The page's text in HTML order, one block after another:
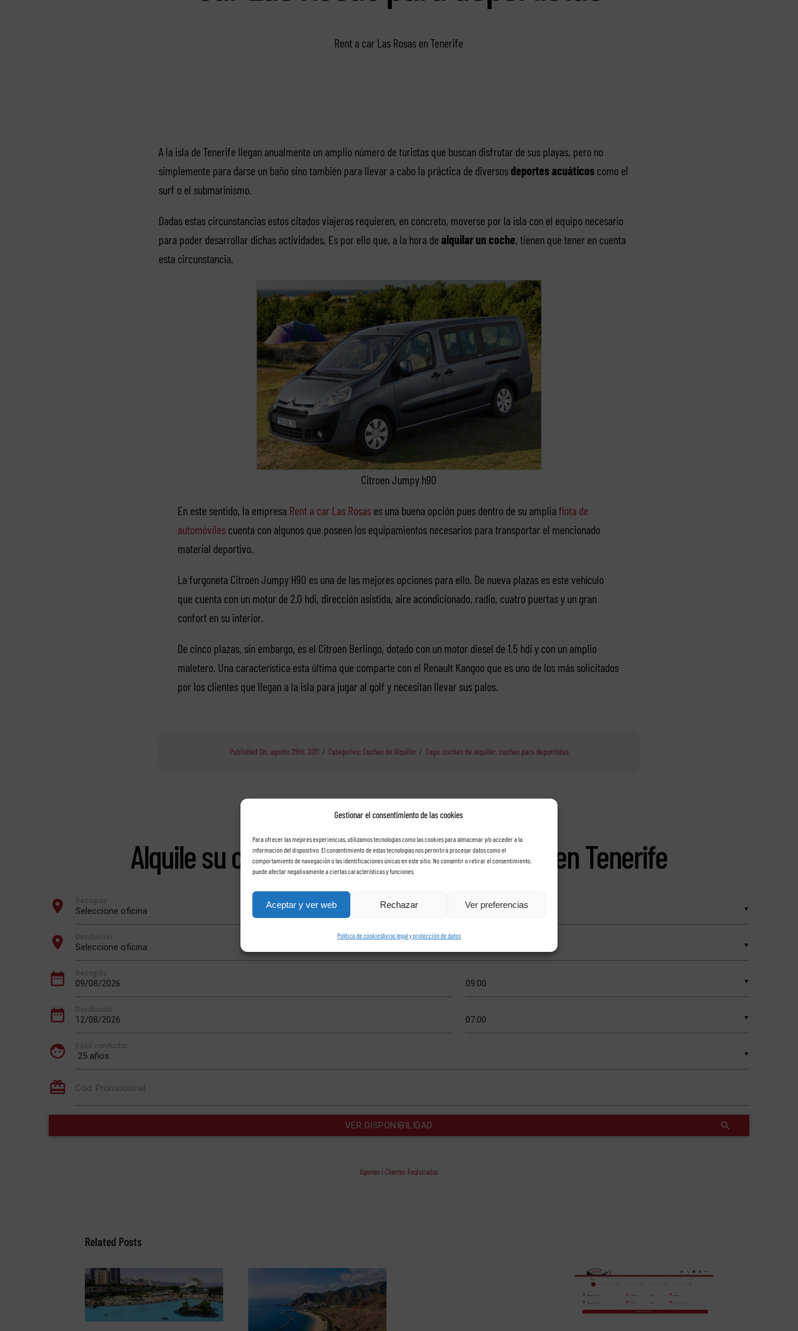
Gestionar el consentimiento de las cookies
Para ofrecer las mejores experiencias, utilizamos tecnologías como las cookies para almacenar y/o acceder a la
información del dispositivo. El consentimiento de estas tecnologías nos permitirá procesar datos como el
comportamiento de navegación o las identificaciones únicas en este sitio. No consentir o retirar el consentimiento,
puede afectar negativamente a ciertas características y funciones.
Aceptar y ver web Rechazar Ver preferencias
Política de cookiesAviso legal y protección de datos
Rent a car Las Rosas en Tenerife
A la isla de Tenerife llegan anualmente un amplio número de turistas que buscan disfrutar de sus playas, pero no
simplemente para darse un baño sino también para llevar a cabo la práctica de diversosdeportes acuáticoscomo el
surf o el submarinismo.
Dadas estas circunstancias estos citados viajeros requieren, en concreto, moverse por la isla con el equipo necesario
para poder desarrollar dichas actividades. Es por ello que, a la hora de alquilar un coche, tienen que tener en cuenta
esta circunstancia.
Citroen Jumpy h90
En este sentido, la empresa Rent a car Las Rosases una buena opción pues dentro de su amplia flota de
automóvilescuenta con algunos que poseen los equipamientos necesarios para transportar el mencionado
material deportivo.
La furgoneta Citroen Jumpy H90 es una de las mejores opciones para ello. De nueva plazas es este vehículo
que cuenta con un motor de 2.0 hdi, dirección asistida, aire acondicionado, radio, cuatro puertas y un gran
confort en su interior.
De cinco plazas, sin embargo, es el Citroen Berlingo, dotado con un motor diesel de 1.5 hdi y con un amplio
maletero. Una característica esta última que comparte con el Renault Kangoo que es uno de los más solicitados
por los clientes que llegan a la isla para jugar al golf y necesitan llevar sus palos.
Published On: agosto 29th, 2011 / Categories: Coches de Alquiler / Tags: coches de alquiler, coches para deportistas
Alquile su coche con Rent a car Las Rosas en Tenerife
Agentes | Clientes Registrados
Related Posts